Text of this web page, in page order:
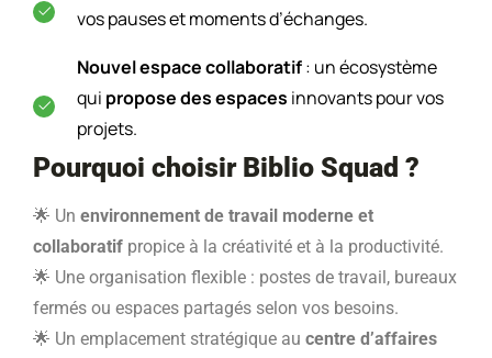
vos pauses et moments d’échanges.
Nouvel espace collaboratif: un écosystème
qui propose des espaces innovants pour vos
projets.
Pourquoi choisir Biblio Squad ?
🌟 Un environnement de travail moderne et
collaboratif propice à la créativité et à la productivité.
🌟 Une organisation flexible : postes de travail, bureaux
fermés ou espaces partagés selon vos besoins.
🌟 Un emplacement stratégique au centre d’affaires